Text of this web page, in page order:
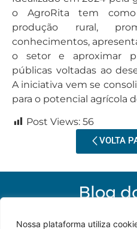
Nossa plataforma utiliza
o AgroRita tem
produção rural,
conhecimentos,
o setor e aproximar
públicas voltadas ao
A iniciativa vem se
para o potencial agrícola
Post Views: 56
VOLTA